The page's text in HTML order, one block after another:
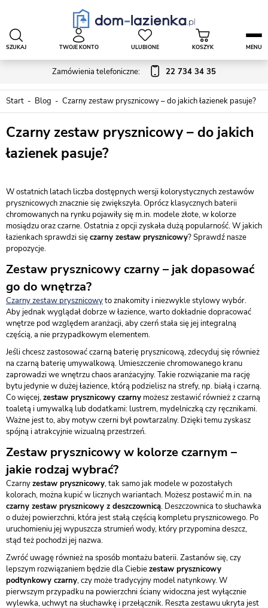
Zamówienia telefoniczne: 22 734 34 35
SZUKAJ TWOJE KONTO ULUBIONE KOSZYK MENU
Start Blog Czarny zestaw prysznicowy – do jakich łazienek pasuje?
Czarny zestaw prysznicowy – do jakich
łazienek pasuje?
W ostatnich latach liczba dostępnych wersji kolorystycznych zestawów
prysznicowych znacznie się zwiększyła. Oprócz klasycznych baterii
chromowanych na rynku pojawiły się m.in. modele złote, w kolorze
mosiądzu oraz czarne. Ostatnia z opcji zyskała dużą popularność. W jakich
łazienkach sprawdzi sięczarny zestaw prysznicowy? Sprawdź nasze
propozycje.
Zestaw prysznicowy czarny – jak dopasować
go do wnętrza?
Czarny zestaw prysznicowyto znakomity i niezwykle stylowy wybór.
Aby jednak wyglądał dobrze w łazience, warto dokładnie dopracować
wnętrze pod względem aranżacji, aby czerń stała się jej integralną
częścią, a nie przypadkowym elementem.
Jeśli chcesz zastosować czarną baterię prysznicową, zdecyduj się również
na czarną baterię umywalkową. Umieszczenie chromowanego kranu
zaprowadzi we wnętrzu chaos aranżacyjny. Takie rozwiązanie ma rację
bytu jedynie w dużej łazience, którą podzielisz na strefy, np. białą i czarną.
Co więcej,zestaw prysznicowy czarny możesz zestawić również z czarną
toaletą i umywalką lub dodatkami: lustrem, mydelniczką czy ręcznikami.
Ważne jest to, aby motyw czerni był powtarzalny. Dzięki temu zyskasz
spójną i atrakcyjnie wizualną przestrzeń.
Zestaw prysznicowy w kolorze czarnym –
jakie rodzaj wybrać?
Czarnyzestaw prysznicowy, tak samo jak modele w pozostałych
kolorach, można kupić w licznych wariantach. Możesz postawić m.in. na
czarny zestaw prysznicowy z deszczownicą. Deszczownica to słuchawka
o dużej powierzchni, która jest stałą częścią kompletu prysznicowego. Po
uruchomieniu jej wypuszcza strumień wody, który przypomina deszcz,
stąd też pochodzi jej nazwa.
Zwróć uwagę również na sposób montażu baterii. Zastanów się, czy
lepszym rozwiązaniem będzie dla Ciebiezestaw prysznicowy
podtynkowy czarny, czy może tradycyjny model natynkowy. W
pierwszym przypadku na powierzchni ściany widoczna jest wyłącznie
wylewka, uchwyt na słuchawkę i przełącznik. Reszta zestawu ukryta jest